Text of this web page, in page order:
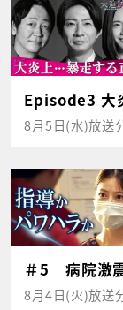
Episode3 大
8月5日(水)放送
＃5 病院激
8月4日(火)放送